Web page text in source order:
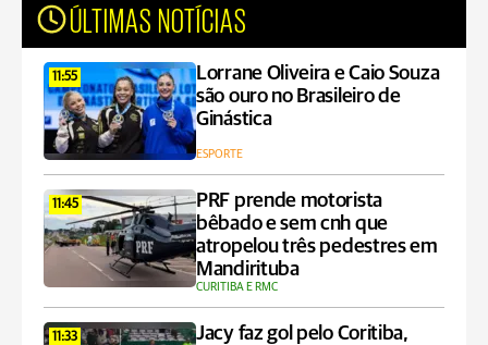
ÚLTIMAS NOTÍCIAS
11:55
Lorrane Oliveira e Caio Souza
são ouro no Brasileiro de
Ginástica
ESPORTE
11:45
PRF prende motorista
bêbado e sem cnh que
atropelou três pedestres em
Mandirituba
CURITIBA E RMC
11:33 Jacy faz gol pelo Coritiba,